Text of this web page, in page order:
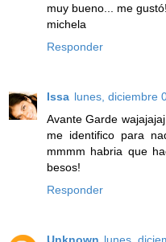
muy bueno... me gustó!
michela
Responder
Issa lunes, diciembre
Avante Garde
me identifico para
mmmm habria que
besos!
Responder